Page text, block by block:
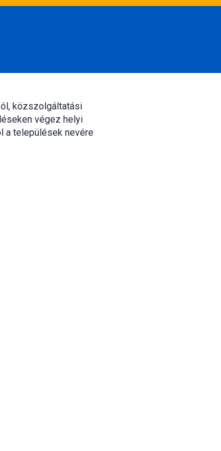
közszolgáltatási
végez helyi
a települések nevére